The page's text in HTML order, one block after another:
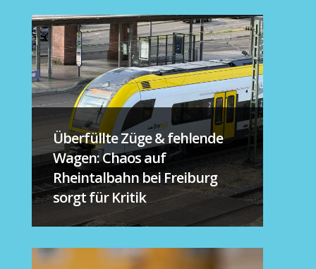
Überfüllte Züge & fehlende
Wagen: Chaos auf
Rheintalbahn bei Freiburg
sorgt für Kritik